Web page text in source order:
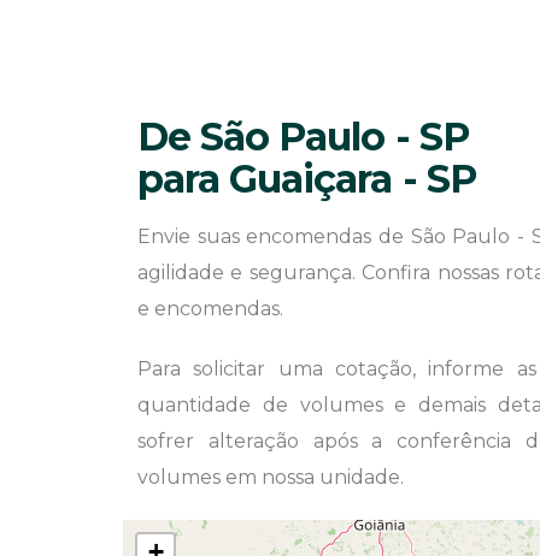
De São Paulo - SP
para Guaiçara - SP
Envie suas encomendas de São Paulo -
agilidade e segurança. Confira nossas
e encomendas.
Para solicitar uma cotação, informe
quantidade de volumes e demais
sofrer alteração após a conferência
volumes em nossa unidade.